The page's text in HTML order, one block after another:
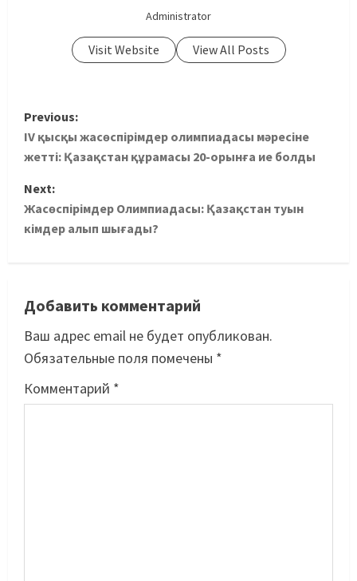
Administrator
Visit Website View All Posts
Previous:
IV қысқы жасөспірімдер олимпиадасы мәресіне
жетті: Қазақстан құрамасы 20-орынға ие болды
Next:
Жасөспірімдер Олимпиадасы: Қазақстан туын
кімдер алып шығады?
Добавить комментарий
Ваш адрес email не будет опубликован.
Обязательные поля помечены *
Комментарий *